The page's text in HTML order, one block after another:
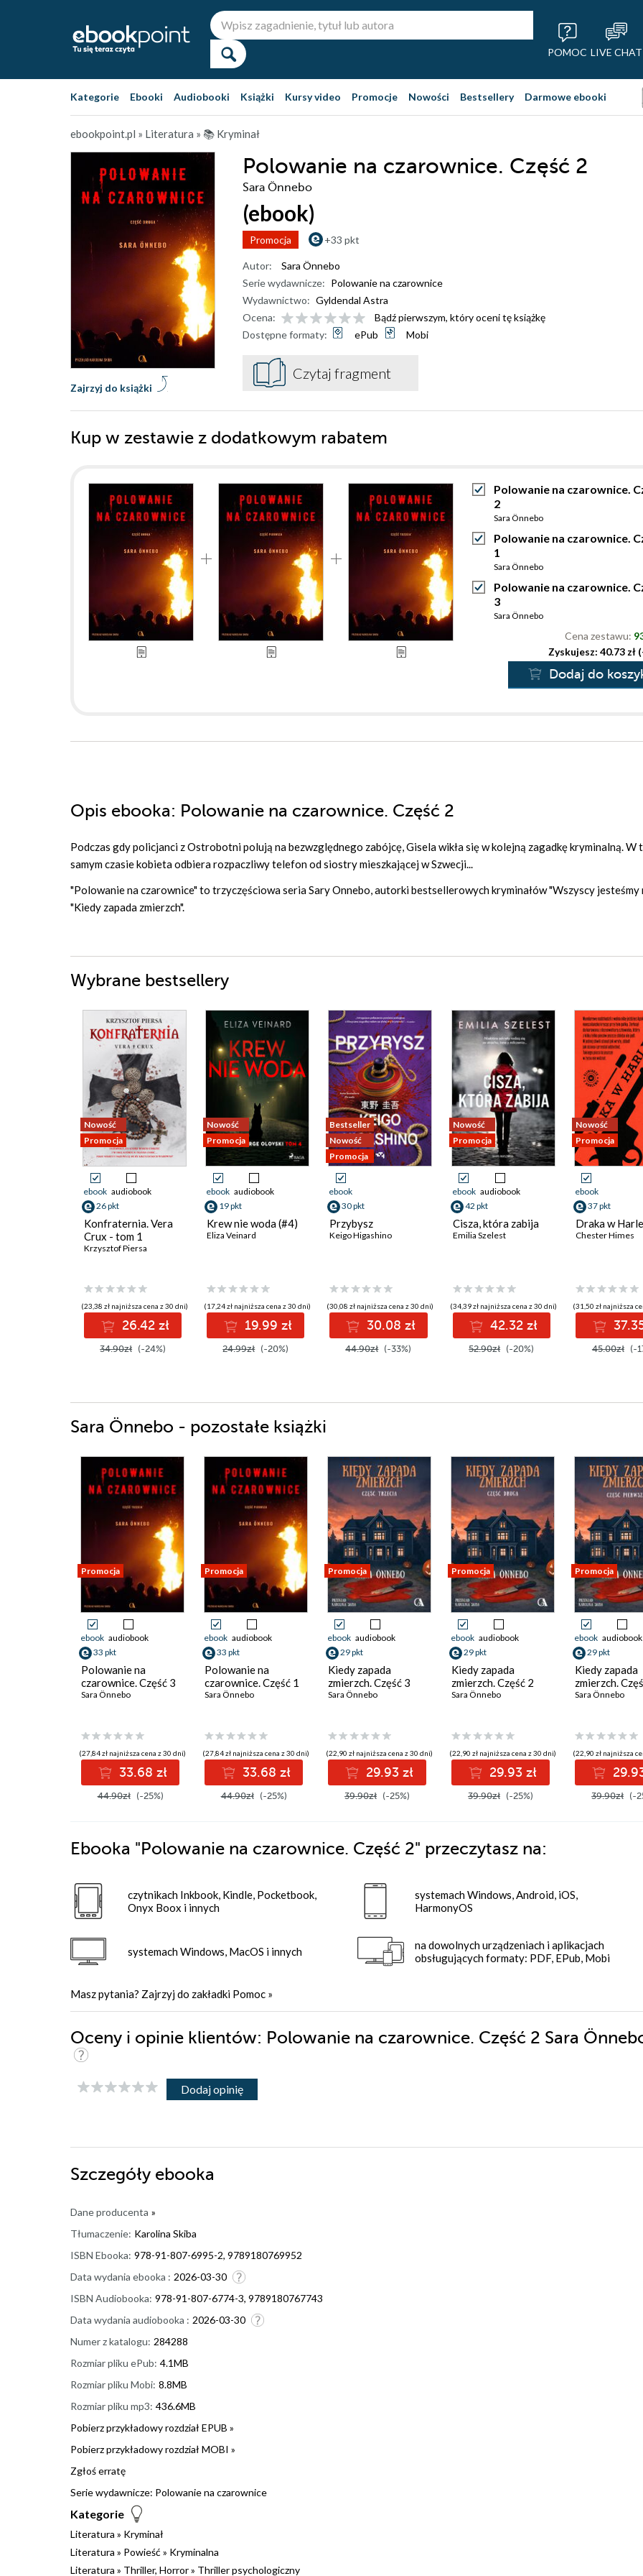
POMOC LIVE CHAT
Kategorie Ebooki Audiobooki Książki Kursy video Promocje Nowości Bestsellery Darmowe ebooki
ebookpoint.pl » Literatura » 📚 Kryminał
Polowanie na czarownice. Część 2
Sara Önnebo
(ebook)
Promocja +33 pkt
Zajrzyj do książki
Autor:
Sara Önnebo
Serie wydawnicze: Polowanie na czarownice
Wydawnictwo: Gyldendal Astra
Ocena:
Bądź pierwszym, który oceni tę książkę
Dostępne formaty:
ePub Mobi
Czytaj fragment
Kup w zestawie z dodatkowym rabatem
Polowanie na czarownice.
2
Sara Önnebo
Polowanie na czarownice.
1
Sara Önnebo
Polowanie na czarownice.
3
Sara Önnebo
Cena zestawu:
Zyskujesz: 40.73 zł
Dodaj do
Opis ebooka: Polowanie na czarownice. Część 2
Podczas gdy policjanci z Ostrobotni polują na bezwzględnego zabójcę, Gisela wikła się w kolejną zagadkę kryminalną. W
samym czasie kobieta odbiera rozpaczliwy telefon od siostry mieszkającej w Szwecji...
"Polowanie na czarownice" to trzyczęściowa seria Sary Onnebo, autorki bestsellerowych kryminałów "Wszyscy jesteśmy
"Kiedy zapada zmierzch".
Wybrane bestsellery
Nowość
Promocja
ebook audiobook
26 pkt
Konfraternia. Vera
Crux - tom 1
Krzysztof Piersa
(23,38 zł najniższa cena z 30 dni)
26.42 zł
34.90zł (-24%)
Nowość
Promocja
ebook audiobook
19 pkt
Krew nie woda (#4)
Eliza Veinard
(17,24 zł najniższa cena z 30 dni)
19.99 zł
24.99zł (-20%)
Bestseller
Nowość
Promocja
ebook
30 pkt
Przybysz
Keigo Higashino
(30,08 zł najniższa cena z 30 dni)
30.08 zł
44.90zł (-33%)
Nowość
Promocja
ebook audiobook
42 pkt
Cisza, która zabija
Emilia Szelest
(34,39 zł najniższa cena z 30 dni)
42.32 zł
52.90zł (-20%)
Nowość
Promocja
ebook
37 pkt
Draka w
Chester Himes
(31,50 zł najniższa
45.00zł (-
Sara Önnebo - pozostałe książki
Promocja
ebook audiobook
33 pkt
Polowanie na
czarownice. Część 3
Sara Önnebo
(27,84 zł najniższa cena z 30 dni)
33.68 zł
44.90zł (-25%)
Promocja
ebook audiobook
33 pkt
Polowanie na
czarownice. Część 1
Sara Önnebo
(27,84 zł najniższa cena z 30 dni)
33.68 zł
44.90zł (-25%)
Promocja
ebook audiobook
29 pkt
Kiedy zapada
zmierzch. Część 3
Sara Önnebo
(22,90 zł najniższa cena z 30 dni)
29.93 zł
39.90zł (-25%)
Promocja
ebook audiobook
29 pkt
Kiedy zapada
zmierzch. Część 2
Sara Önnebo
(22,90 zł najniższa cena z 30 dni)
29.93 zł
39.90zł (-25%)
Promocja
ebook audiobook
29 pkt
Kiedy zapada
zmierzch.
Sara Önnebo
(22,90 zł najniższa
39.90zł (-
Ebooka "Polowanie na czarownice. Część 2" przeczytasz na:
czytnikach Inkbook, Kindle, Pocketbook,
Onyx Boox i innych
systemach Windows, MacOS i innych
systemach Windows, Android, iOS,
HarmonyOS
na dowolnych urządzeniach i aplikacjach
obsługujących formaty: PDF, EPub, Mobi
Masz pytania? Zajrzyj do zakładki Pomoc »
Oceny i opinie klientów: Polowanie na czarownice. Część 2 Sara
Dodaj opinię
Szczegóły ebooka
Dane producenta »
Tłumaczenie: Karolina Skiba
ISBN Ebooka: 978-91-807-6995-2, 9789180769952
Data wydania ebooka : 2026-03-30
ISBN Audiobooka: 978-91-807-6774-3, 9789180767743
Data wydania audiobooka : 2026-03-30
Numer z katalogu: 284288
Rozmiar pliku ePub: 4.1MB
Rozmiar pliku Mobi: 8.8MB
Rozmiar pliku mp3: 436.6MB
Pobierz przykładowy rozdział EPUB »
Pobierz przykładowy rozdział MOBI »
Zgłoś erratę
Serie wydawnicze: Polowanie na czarownice
Kategorie
Literatura » Kryminał
Literatura » Powieść » Kryminalna
Literatura » Thriller, Horror» Thriller psychologiczny